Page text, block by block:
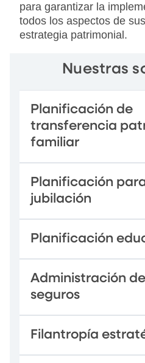
para garantizar la
todos los aspectos de
estrategia patrimonial.
Nuestras
Planificación de
transferencia
familiar
Planificación
jubilación
Planificación
Administración
seguros
Filantropía